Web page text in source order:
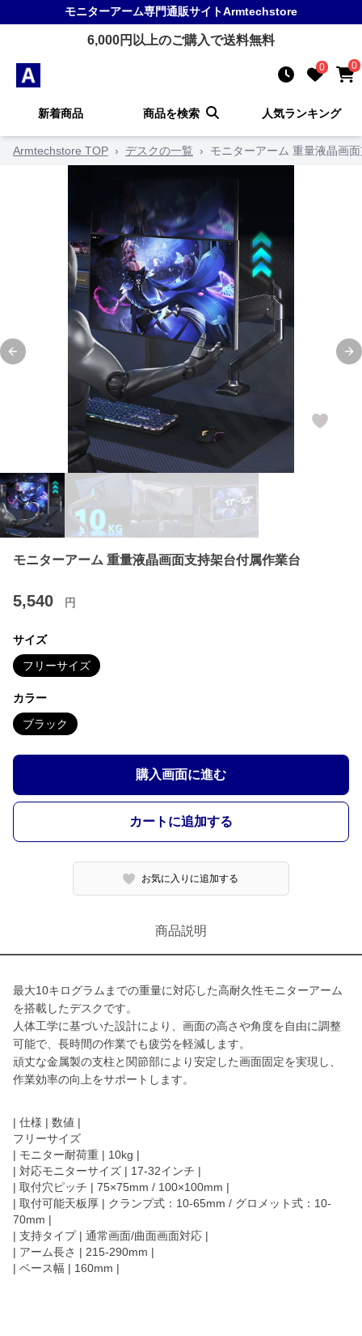
モニターアーム専門通販サイトArmtechstore
6,000円以上のご購入で送料無料
0 0
新着商品 商品を検索 人気ランキング
Armtechstore TOP › デスクの一覧 › モニターアーム 重量液晶画
Previous slide
モニターアーム 重量液晶画面支持架台付属作業台
5,540 円
サイズ
フリーサイズ
カラー
ブラック
購入画面に進む
カートに追加する
お気に入りに追加する
商品説明
最大10キログラムまでの重量に対応した高耐久性モニターアーム
を搭載したデスクです。
人体工学に基づいた設計により、画面の高さや角度を自由に調整
可能で、長時間の作業でも疲労を軽減します。
頑丈な金属製の支柱と関節部により安定した画面固定を実現し、
作業効率の向上をサポートします。
| 仕様 | 数値 |
フリーサイズ
| モニター耐荷重 | 10kg |
| 対応モニターサイズ | 17-32インチ |
| 取付穴ピッチ | 75×75mm / 100×100mm |
| 取付可能天板厚 | クランプ式：10-65mm / グロメット式：10-
70mm |
| 支持タイプ | 通常画面/曲面画面対応 |
| アーム長さ | 215-290mm |
| ベース幅 | 160mm |